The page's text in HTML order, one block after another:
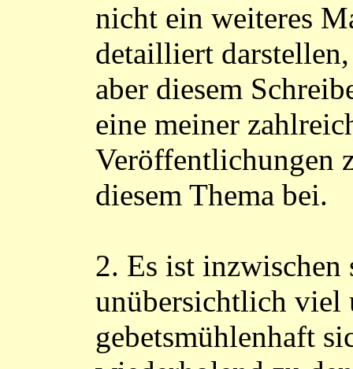
nicht ein weiteres
detailliert
aber diesem
eine meiner
Veröffentlichungen
diesem Thema bei.
2. Es ist inzwischen
unübersichtlich viel
gebetsmühlenhaft